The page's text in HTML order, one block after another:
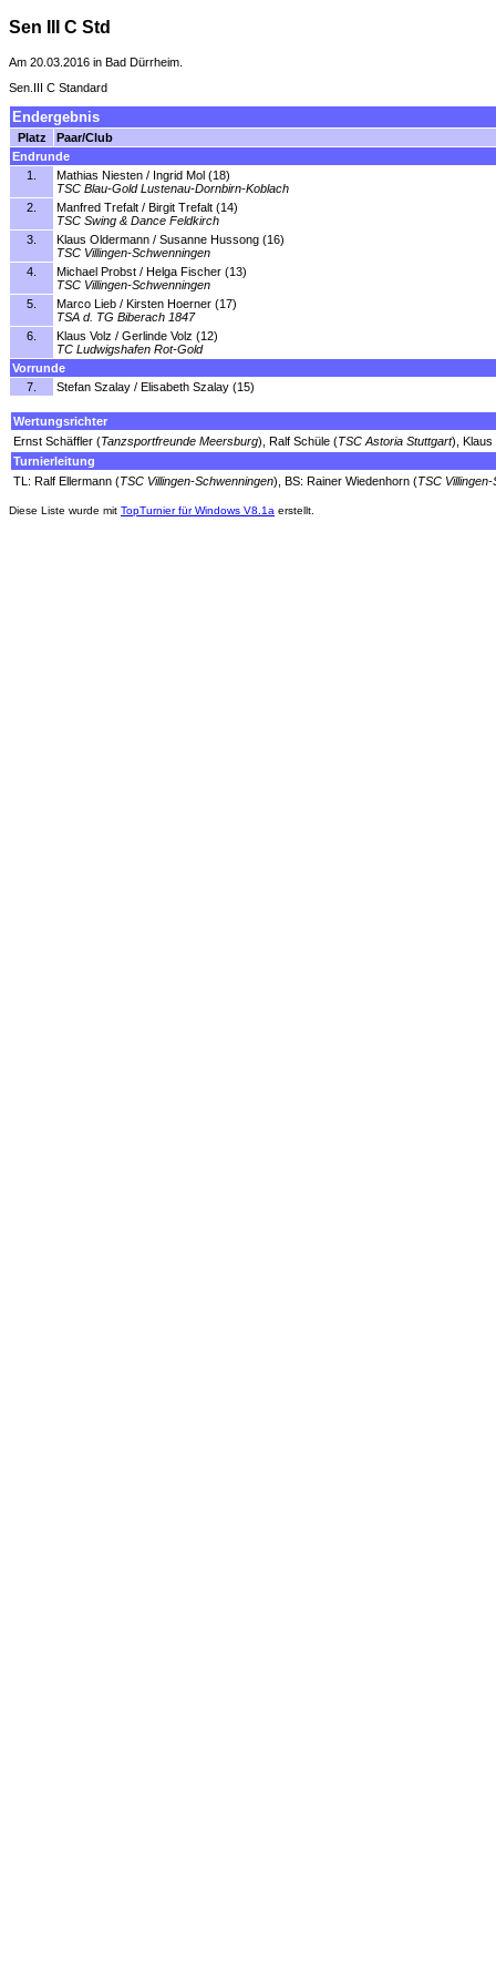
Sen III C Std
Am 20.03.2016 in Bad Dürrheim.
Sen.III C Standard
Endergebnis
Platz
Paar/Club
Endrunde
1.
Mathias Niesten / Ingrid Mol (18)
TSC Blau-Gold Lustenau-Dornbirn-Koblach
2.
Manfred Trefalt / Birgit Trefalt (14)
TSC Swing & Dance Feldkirch
3.
Klaus Oldermann / Susanne Hussong (16)
TSC Villingen-Schwenningen
4.
Michael Probst / Helga Fischer (13)
TSC Villingen-Schwenningen
5.
Marco Lieb / Kirsten Hoerner (17)
TSA d. TG Biberach 1847
6.
Klaus Volz / Gerlinde Volz (12)
TC Ludwigshafen Rot-Gold
Vorrunde
7.
Stefan Szalay / Elisabeth Szalay (15)
Wertungsrichter
Ernst Schäffler (Tanzsportfreunde Meersburg), Ralf Schüle (TSC Astoria Stuttgart), Klaus
Turnierleitung
TL: Ralf Ellermann (TSC Villingen-Schwenningen), BS: Rainer Wiedenhorn (TSC
Diese Liste wurde mit TopTurnier für Windows V8.1a erstellt.